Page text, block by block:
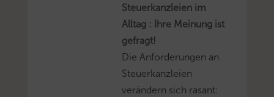
Steuerkanzleien im
Alltag : Ihre Meinung ist
gefragt!
Die Anforderungen an
Steuerkanzleien
verändern sich rasant: